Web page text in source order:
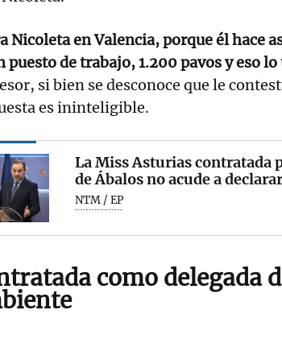
Nicoleta en Valencia, porque él hace
puesto de trabajo, 1.200 pavos y eso
si bien se desconoce que le
es ininteligible.
La Miss Asturias
de Ábalos no acude a
NTM / EP
como delegada